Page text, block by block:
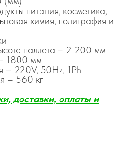
питания, косметика,
химия, полиграфия и
паллета – 2 200 мм
1800 мм
– 220V, 50Hz, 1Ph
– 560 кг
доставки, оплаты и